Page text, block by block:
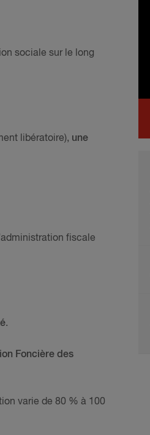
sociale sur le long
libératoire), une
fiscale
.
Foncière des
varie de 80 % à 100